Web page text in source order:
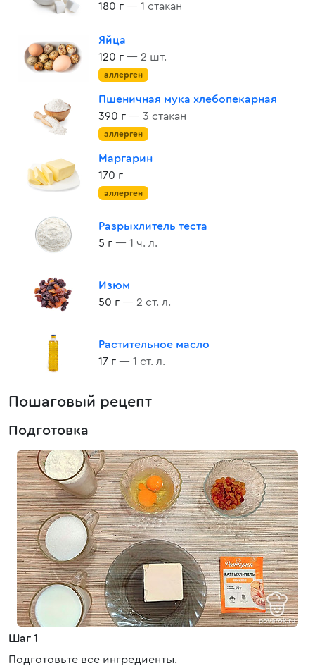
180 г — 1 стакан
Яйца
120 г — 2 шт.
аллерген
Пшеничная мука хлебопекарная
390 г — 3 стакан
аллерген
Маргарин
170 г
аллерген
Разрыхлитель теста
5 г — 1 ч. л.
Изюм
50 г — 2 ст. л.
Растительное масло
17 г — 1 ст. л.
Пошаговый рецепт
Подготовка
Шаг 1
Подготовьте все ингредиенты.